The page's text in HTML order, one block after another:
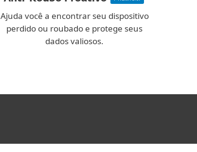
Ajuda você a encontrar seu dispositivo
perdido ou roubado e protege seus
dados valiosos.